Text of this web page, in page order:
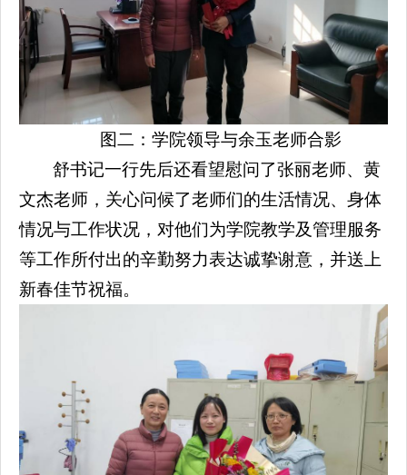
图二：学院领导与余玉老师合影
舒书记一行先后还看望慰问了张丽老师、黄
文杰老师，关心问候了老师们的生活情况、身体
情况与工作状况，对他们为学院教学及管理服务
等工作所付出的辛勤努力表达诚挚谢意，并送上
新春佳节祝福。